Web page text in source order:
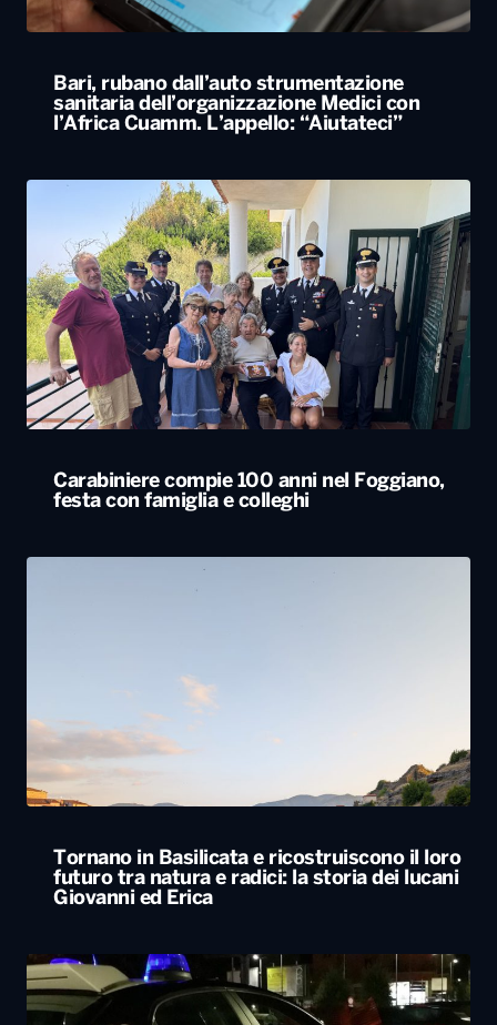
Bari, rubano dall’auto strumentazione
sanitaria dell’organizzazione Medici con
l’Africa Cuamm. L’appello: “Aiutateci”
Carabiniere compie 100 anni nel Foggiano,
festa con famiglia e colleghi
Tornano in Basilicata e ricostruiscono il loro
futuro tra natura e radici: la storia dei lucani
Giovanni ed Erica